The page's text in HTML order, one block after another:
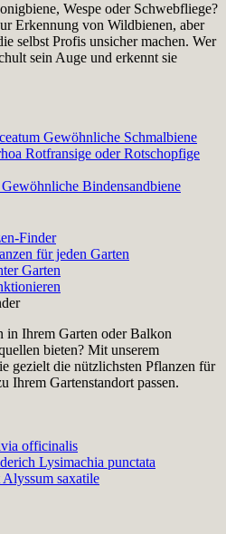
Wespe oder Schwebfliege?
Erkennung von Wildbienen, aber
selbst Profis unsicher machen. Wer
sein Auge und erkennt sie
Gewöhnliche Schmalbiene
Rotfransige oder Rotschopfige
Gewöhnliche Bindensandbiene
Finder
für jeden Garten
Garten
in Ihrem Garten oder Balkon
bieten? Mit unserem
gezielt die nützlichsten Pflanzen für
Ihrem Gartenstandort passen.
officinalis
Lysimachia punctata
Alyssum saxatile